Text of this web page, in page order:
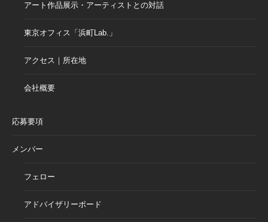
アート作品展示・アーティストとの対話
東京オフィス「浜町Lab.」
アクセス｜所在地
会社概要
応募要項
メンバー
フェロー
アドバイザリーボード